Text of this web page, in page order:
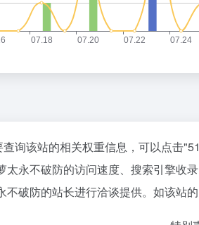
询该站的相关权重信息，可以点击"
永不破防的访问速度、搜索引擎
破防的站长进行洽谈提供。如该站